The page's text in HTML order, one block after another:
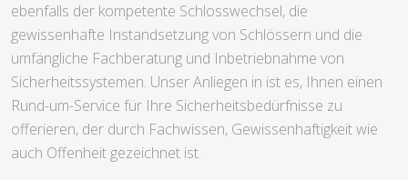
ebenfalls der kompetente Schlosswechsel, die
gewissenhafte Instandsetzung von Schlössern und die
umfängliche Fachberatung und Inbetriebnahme von
Sicherheitssystemen. Unser Anliegen in ist es, Ihnen einen
Rund-um-Service für Ihre Sicherheitsbedürfnisse zu
offerieren, der durch Fachwissen, Gewissenhaftigkeit wie
auch Offenheit gezeichnet ist.